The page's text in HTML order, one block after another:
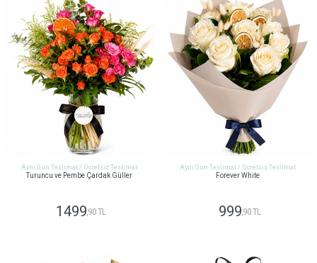
Aynı Gün Teslimat / Ücretsiz Teslimat
Turuncu ve Pembe Çardak Güller
1499,90 TL
Aynı Gün Teslimat / Ücretsiz Teslimat
Forever White
999,90 TL